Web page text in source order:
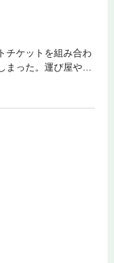
チケットを組み合わ
った。運び屋やテ
め空港を走る！ そ
な活用法などを解
なりました。